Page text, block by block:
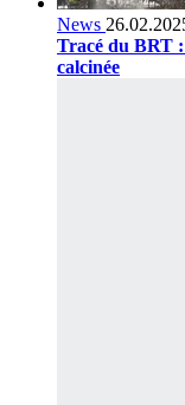
News
Tracé du BRT
calcinée